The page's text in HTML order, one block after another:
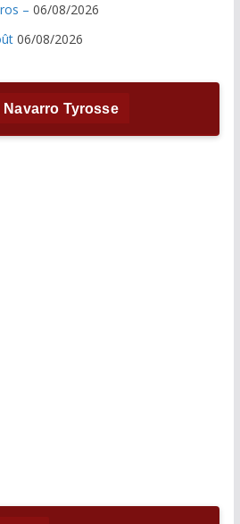
– 06/08/2026
06/08/2026
Tyrosse